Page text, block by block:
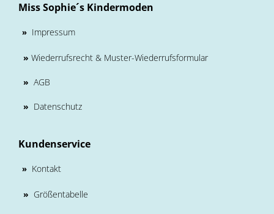
Miss Sophie´s Kindermoden
» Impressum
» Wiederrufsrecht & Muster-Wiederrufsformular
» AGB
» Datenschutz
Kundenservice
» Kontakt
» Größentabelle